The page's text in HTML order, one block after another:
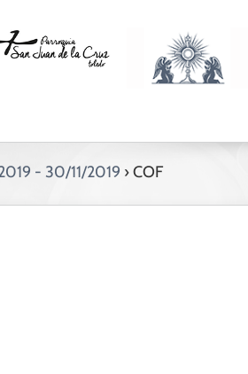
- 30/11/2019 › COF